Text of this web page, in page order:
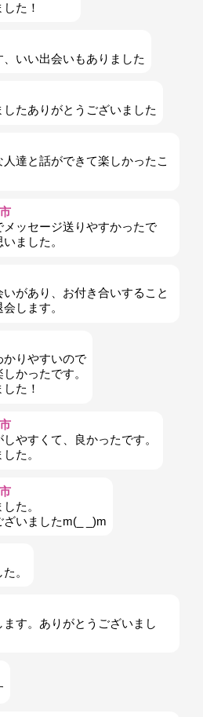
た！
いい出会いもありました
たありがとうございました
達と話ができて楽しかったこ
ッセージ送りやすかったで
ました。
があり、お付き合いすること
します。
りやすいので
かったです。
た！
やすくて、良かったです。
た。
た。
いましたm(_ _)m
。
す。ありがとうございまし